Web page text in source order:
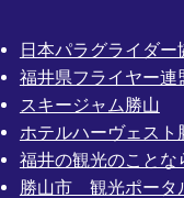
日本パラグライダー
福井県フライヤー連
スキージャム勝山
ホテルハーヴェスト
福井の観光のこと
勝山市 観光ポータ